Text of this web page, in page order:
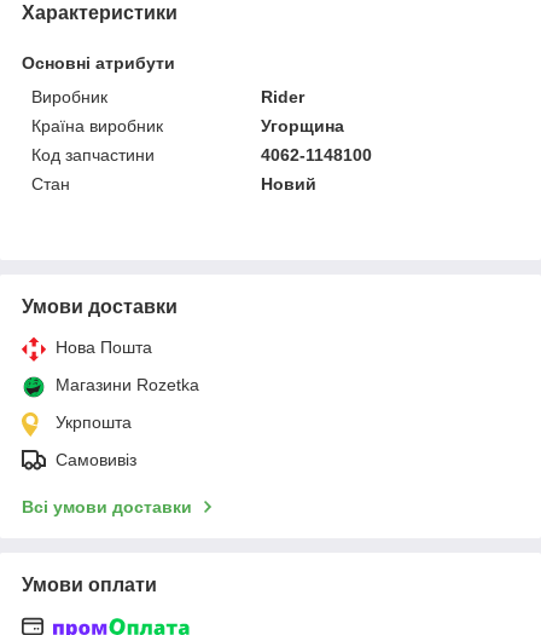
Характеристики
Основні атрибути
Виробник
Rider
Країна виробник
Угорщина
Код запчастини
4062-1148100
Стан
Новий
Умови доставки
Нова Пошта
Магазини Rozetka
Укрпошта
Самовивіз
Всі умови доставки
Умови оплати